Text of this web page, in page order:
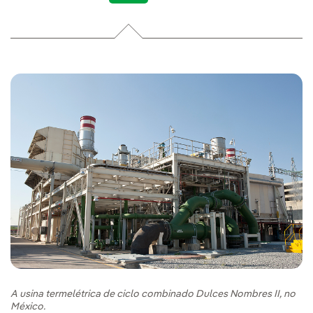
A usina termelétrica de ciclo combinado Dulces Nombres II, no
México.